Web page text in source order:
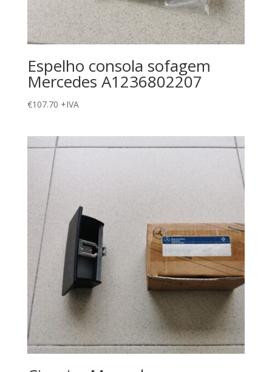
Espelho consola sofagem
Mercedes A1236802207
€107.70 +IVA